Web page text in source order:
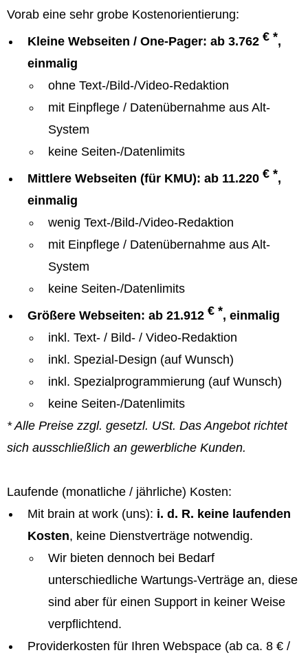
Vorab eine sehr grobe Kostenorientierung:
Kleine Webseiten / One-Pager: ab 3.762 € *,
einmalig
ohne Text-/Bild-/Video-Redaktion
mit Einpflege / Datenübernahme aus Alt-
System
keine Seiten-/Datenlimits
Mittlere Webseiten (für KMU): ab 11.220 € *,
einmalig
wenig Text-/Bild-/Video-Redaktion
mit Einpflege / Datenübernahme aus Alt-
System
keine Seiten-/Datenlimits
Größere Webseiten: ab 21.912 € *, einmalig
inkl. Text- / Bild- / Video-Redaktion
inkl. Spezial-Design (auf Wunsch)
inkl. Spezialprogrammierung (auf Wunsch)
keine Seiten-/Datenlimits
* Alle Preise zzgl. gesetzl. USt. Das Angebot richtet
sich ausschließlich an gewerbliche Kunden.
Laufende (monatliche / jährliche) Kosten:
Mit brain at work (uns): i. d. R. keine laufenden
Kosten, keine Dienstverträge notwendig.
Wir bieten dennoch bei Bedarf
unterschiedliche Wartungs-Verträge an, diese
sind aber für einen Support in keiner Weise
verpflichtend.
Providerkosten für Ihren Webspace (ab ca. 8 € /